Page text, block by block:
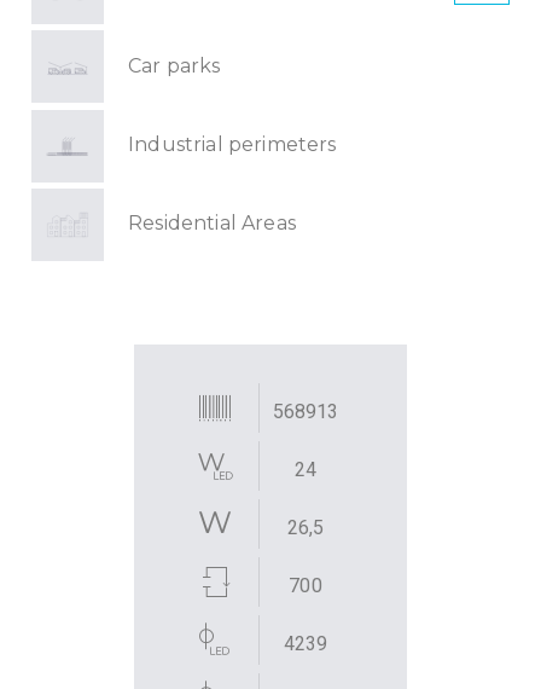
Car parks
Industrial perimeters
Residential Areas
568913
24
26,5
700
4239